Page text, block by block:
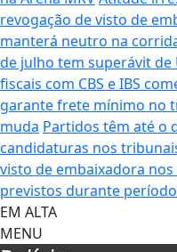
revogação de visto de
manterá neutro na
de julho tem superávit de
fiscais com CBS e IBS
garante frete mínimo no
muda Partidos têm até o
candidaturas nos
visto de embaixadora nos
previstos durante
EM ALTA
MENU